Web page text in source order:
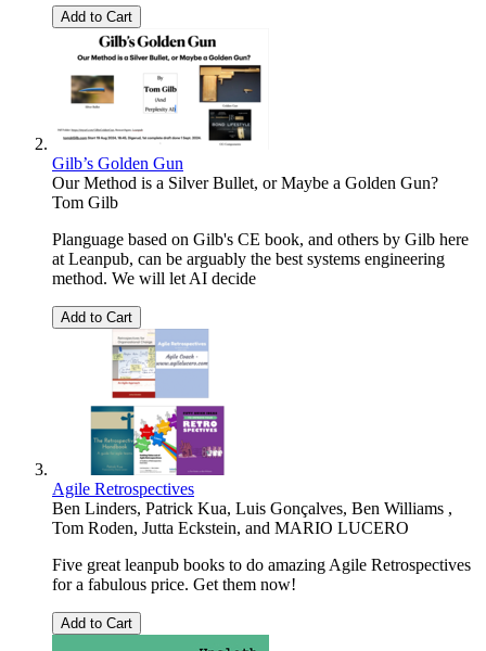
Add to Cart
Gilb’s Golden Gun
Our Method is a Silver Bullet, or Maybe a Golden Gun?
Tom Gilb
Planguage based on Gilb's CE book, and others by Gilb here
at Leanpub, can be arguably the best systems engineering
method. We will let AI decide
Add to Cart
Agile Retrospectives
Ben Linders, Patrick Kua, Luis Gonçalves, Ben Williams ,
Tom Roden, Jutta Eckstein, and MARIO LUCERO
Five great leanpub books to do amazing Agile Retrospectives
for a fabulous price. Get them now!
Add to Cart